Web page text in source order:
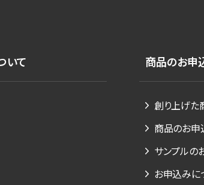
いて 商品のお申
創り上げた
商品のお申
サンプルの
お申込みに